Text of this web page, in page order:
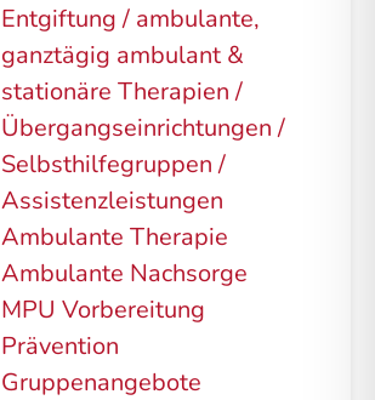
Entgiftung / ambulante,
ganztägig ambulant &
stationäre Therapien /
Übergangseinrichtungen /
Selbsthilfegruppen /
Assistenzleistungen
Ambulante Therapie
Ambulante Nachsorge
MPU Vorbereitung
Prävention
Gruppenangebote